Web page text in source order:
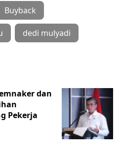
Buyback
dedi mulyadi
dan
Pekerja